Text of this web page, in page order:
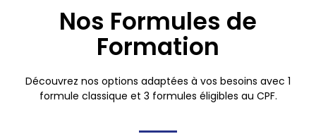
Nos Formules de
Formation
Découvrez nos options adaptées à vos besoins avec 1
formule classique et 3 formules éligibles au CPF.